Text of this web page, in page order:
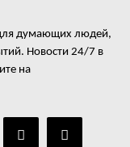
думающих людей,
Новости 24/7 в
на